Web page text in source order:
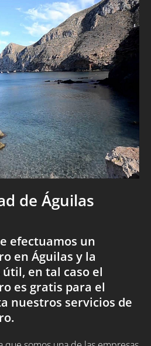
de Águilas
efectuamos un
en Águilas y la
en tal caso el
es gratis para el
nuestros servicios de